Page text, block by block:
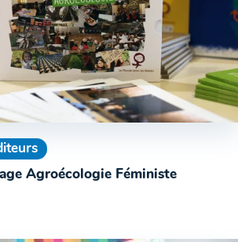
Agroécologie Féministe